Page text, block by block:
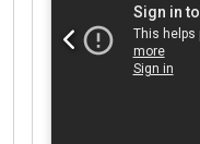
VERKAUFT !!!
und schöne
und Drehmulde!